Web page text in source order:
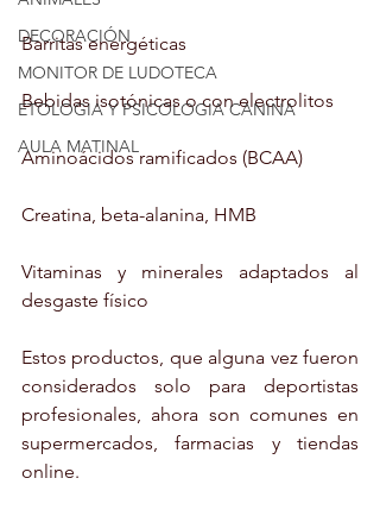
DECORACIÓN
MONITOR DE LUDOTECA
ETOLOGIA Y PSICOLOGIA CANINA
AULA MATINAL
Barritas energéticas
Bebidas isotónicas o con electrolitos
Aminoácidos ramificados (BCAA)
Creatina, beta-alanina, HMB
Vitaminas y minerales adaptados al
desgaste físico
Estos productos, que alguna vez fueron
considerados solo para deportistas
profesionales, ahora son comunes en
supermercados, farmacias y tiendas
online.